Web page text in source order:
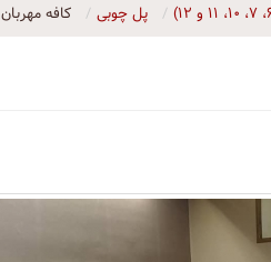
پل چوبی کافه مهربان